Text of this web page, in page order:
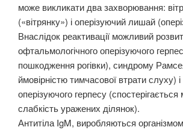
може викликати два захворювання:
(«вітрянку») і оперізуючий лишай
Внаслідок реактивації можливий
офтальмологічного оперізуючого
пошкодження рогівки), синдрому
ймовірністю тимчасової втрати слуху)
оперізуючого герпесу (спостерігається
слабкість уражених ділянок).
Антитіла IgM, виробляються